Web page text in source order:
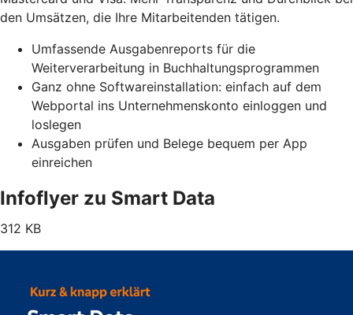
den Umsätzen, die Ihre Mitarbeitenden tätigen.
Umfassende Ausgabenreports für die
Weiterverarbeitung in Buchhaltungsprogrammen
Ganz ohne Softwareinstallation: einfach auf dem
Webportal ins Unternehmenskonto einloggen und
loslegen
Ausgaben prüfen und Belege bequem per App
einreichen
Infoflyer zu Smart Data
312 KB